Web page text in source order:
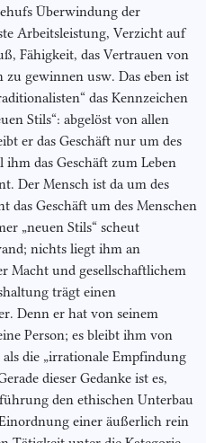
Überwindung der
Arbeitsleistung, Verzicht auf
Fähigkeit, das Vertrauen von
gewinnen usw. Das eben ist
das Kennzeichen
Stils“: abgelöst von allen
er das Geschäft nur um des
ihm das Geschäft zum Leben
Der Mensch ist da um des
das Geschäft um des Menschen
„neuen Stils“ scheut
nichts liegt ihm an
Macht und gesellschaftlichem
trägt einen
Denn er hat von seinem
Person; es bleibt ihm von
die „irrationale Empfindung
dieser Gedanke ist es,
den ethischen Unterbau
einer äußerlich rein